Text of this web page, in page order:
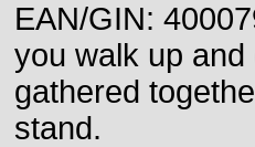
EAN/GIN:
you walk up
gathered
stand.